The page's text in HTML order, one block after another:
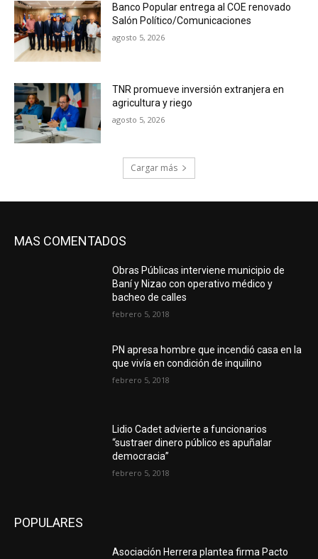
Banco Popular entrega al COE renovado
Salón Político/Comunicaciones
agosto 5, 2026
TNR promueve inversión extranjera en
agricultura y riego
agosto 5, 2026
Cargar más
MAS COMENTADOS
Obras Públicas interviene municipio de
Baní y Nizao con operativo médico y
bacheo de calles
febrero 5, 2018
PN apresa hombre que incendió casa en la
que vivía en condición de inquilino
febrero 5, 2018
Lidio Cadet advierte a funcionarios
“sustraer dinero público es apuñalar
democracia”
febrero 5, 2018
POPULARES
Asociación Herrera plantea firma Pacto